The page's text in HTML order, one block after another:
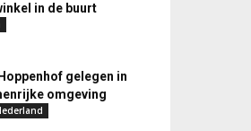
in de buurt
gelegen in
omgeving